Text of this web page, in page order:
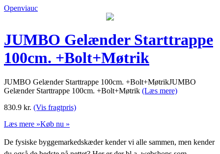
Openviauc
JUMBO Gelænder Starttrappe
100cm. +Bolt+Møtrik
JUMBO Gelænder Starttrappe 100cm. +Bolt+MøtrikJUMBO
Gelænder Starttrappe 100cm. +Bolt+Møtrik (Læs mere)
830.9 kr. (Vis fragtpris)
Læs mere »Køb nu »
De fysiske byggemarkedskæder kender vi alle sammen, men kender